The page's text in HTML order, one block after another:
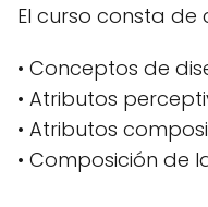
El curso consta
• Conceptos de
• Atributos
• Atributos
• Composición de